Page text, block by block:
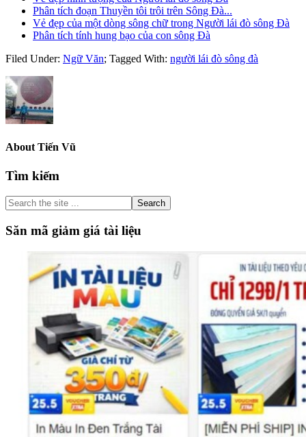
Phân tích đoạn Thuyền tôi trôi trên Sông Đà...
Vẻ đẹp của một dòng sông chữ trong Người lái đò sông Đà
Phân tích tính hung bạo của con sông Đà
Filed Under: Ngữ Văn; Tagged With: người lái đò sông đà
AboutTiến Vũ
Primary
Sidebar
Tìm kiếm
Search
the
site
...
Săn mã giảm giá tài liệu